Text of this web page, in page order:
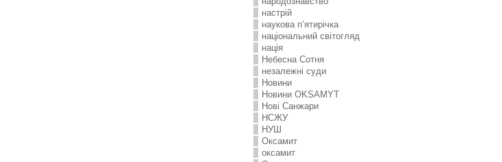
настрій
наукова п’ятирічка
національний світогляд
нація
Небесна Сотня
незалежні суди
Новини
Новини OKSAMYT
Нові Санжари
НСЖУ
НУШ
Оксамит
оксамит